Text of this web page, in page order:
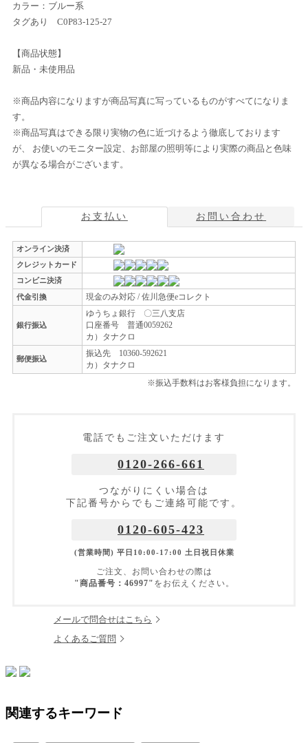
カラー：ブルー系
タグあり C0P83-125-27
【商品状態】
新品・未使用品
※商品内容になりますが商品写真に写っているものがすべてになりま
す。
※商品写真はできる限り実物の色に近づけるよう徹底しております
が、 お使いのモニター設定、お部屋の照明等により実際の商品と色味
が異なる場合がございます。
お支払い お問い合わせ
オンライン決済
クレジットカード
コンビニ決済
代金引換
現金のみ対応 / 佐川急便eコレクト
銀行振込
ゆうちょ銀行 〇三八支店
口座番号 普通0059262
カ）タナクロ
郵便振込
振込先 10360-592621
カ）タナクロ
※振込手数料はお客様負担になります。
電話でもご注文いただけます
0120-266-661
つながりにくい場合は
下記番号からでもご連絡可能です。
0120-605-423
(営業時間) 平日10:00-17:00 土日祝日休業
ご注文、お問い合わせの際は
"商品番号：46997" をお伝えください。
メールで問合せはこちら
よくあるご質問
関連するキーワード